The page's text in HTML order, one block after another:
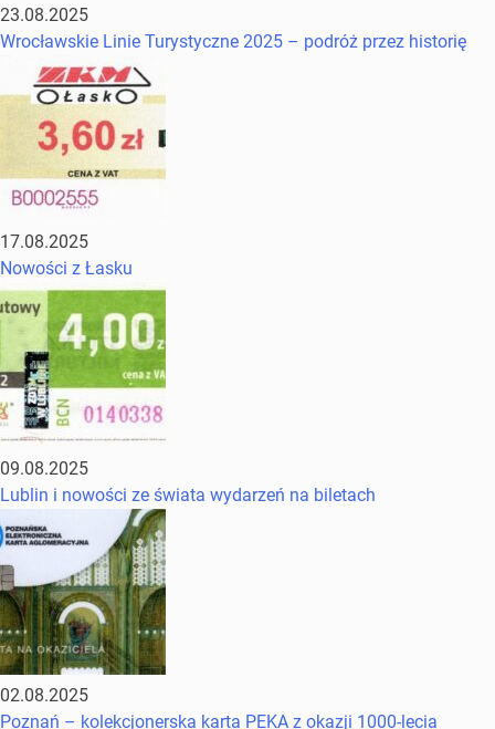
23.08.2025
Wrocławskie Linie Turystyczne 2025 – podróż przez historię
17.08.2025
Nowości z Łasku
09.08.2025
Lublin i nowości ze świata wydarzeń na biletach
02.08.2025
Poznań – kolekcjonerska karta PEKA z okazji 1000-lecia